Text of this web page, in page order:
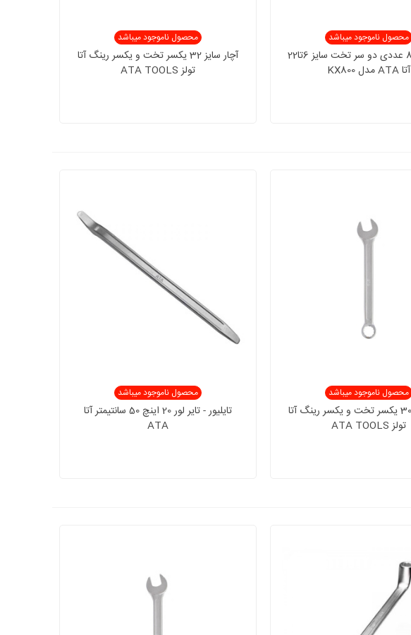
محصول ناموجود میباشد
ست آچار 8 عددی دو سر تخت سایز 6تا22
آتا ATA مدل KX800
محصول ناموجود میباشد
آچار سایز 32 یکسر تخت و یکسر رینگ آتا
تولز ATA TOOLS
محصول ناموجود میباشد
آچار سایز 30 یکسر تخت و یکسر رینگ آتا
تولز ATA TOOLS
محصول ناموجود میباشد
تایلیور - تایر لور 20 اینچ 50 سانتیمتر آتا
ATA